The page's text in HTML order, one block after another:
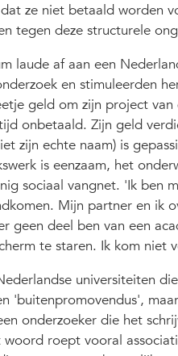
ze niet betaald worden
tegen deze structurele
laude af aan een
en stimuleerden
geld om zijn project
onbetaald. Zijn geld
zijn echte naam) is
is eenzaam, het
sociaal vangnet. 'Ik ben
Mijn partner en ik
geen deel ben van een
te staren. Ik kom niet
universiteiten
'buitenpromovendus',
onderzoeker die het
roept vooral